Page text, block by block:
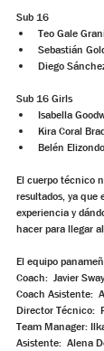
Sub 16
Teo Gale
Sebastián
Diego
Sub 16 Girls
Isabella
Kira Coral
Belén
El cuerpo técnico
resultados, ya que
experiencia y
hacer para llegar
El equipo
Coach:  Javier
Coach Asistente:
Director Técnico:
Team Manager:
Asistente:  Alena